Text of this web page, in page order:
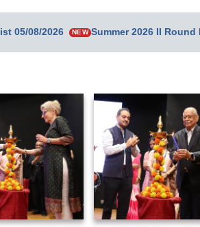
05/08/2026 NEW Summer 2026 II